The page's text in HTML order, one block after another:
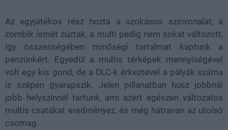
Az egyjátékos rész hozta a szokásos színvonalat, a
zombik ismét zúztak, a multi pedig nem sokat változott,
így összességében minőségi tartalmat kaptunk a
pénzünkért. Egyedül a multis térképek mennyiségével
volt egy kis gond, de a DLC-k érkeztével a pályák száma
is szépen gyarapszik. Jelen pillanatban húsz jobbnál
jobb helyszínnél tartunk, ami azért egészen változatos
multis csatákat eredményez, és még hátravan az utolsó
csomag.